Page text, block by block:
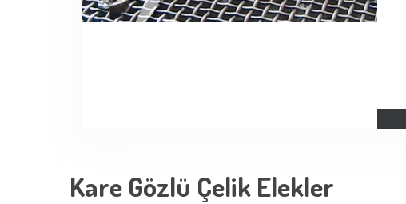
Kare Gözlü Çelik Elekler